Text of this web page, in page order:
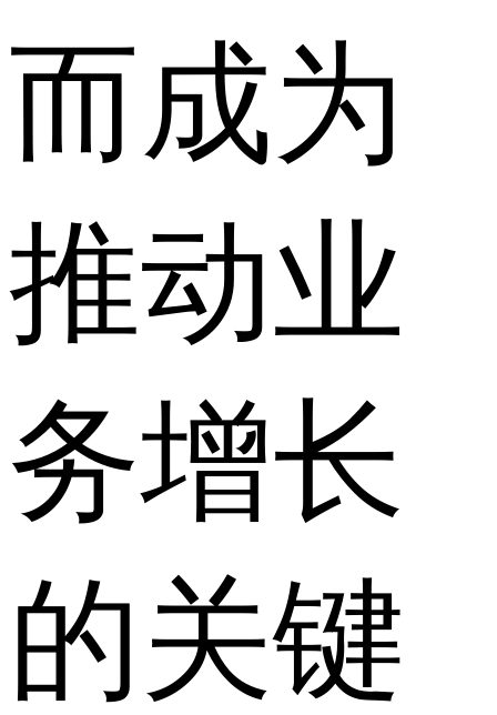
而成为
推动业
务增长
的关键